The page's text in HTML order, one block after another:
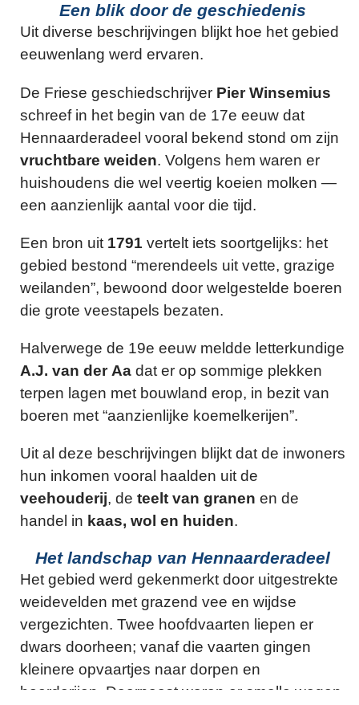
Een blik door de geschiedenis
Uit diverse beschrijvingen blijkt hoe het gebied
eeuwenlang werd ervaren.
De Friese geschiedschrijver Pier Winsemius
schreef in het begin van de 17e eeuw dat
Hennaarderadeel vooral bekend stond om zijn
vruchtbare weiden. Volgens hem waren er
huishoudens die wel veertig koeien molken —
een aanzienlijk aantal voor die tijd.
Een bron uit 1791 vertelt iets soortgelijks: het
gebied bestond “merendeels uit vette, grazige
weilanden”, bewoond door welgestelde boeren
die grote veestapels bezaten.
Halverwege de 19e eeuw meldde letterkundige
A.J. van der Aa dat er op sommige plekken
terpen lagen met bouwland erop, in bezit van
boeren met “aanzienlijke koemelkerijen”.
Uit al deze beschrijvingen blijkt dat de inwoners
hun inkomen vooral haalden uit de
veehouderij, de teelt van granen en de
handel in kaas, wol en huiden.
Het landschap van Hennaarderadeel
Het gebied werd gekenmerkt door uitgestrekte
weidevelden met grazend vee en wijdse
vergezichten. Twee hoofdvaarten liepen er
dwars doorheen; vanaf die vaarten gingen
kleinere opvaartjes naar dorpen en
boerderijen. Daarnaast waren er smalle wegen